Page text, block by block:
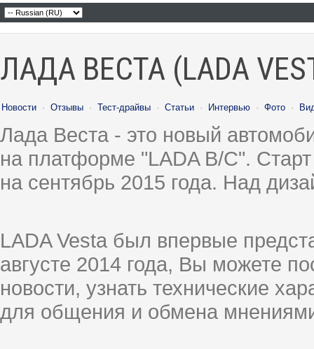
ЛАДА ВЕСТА (LADA
Новости · Отзывы · Тест-драйвы · Статьи · Интервью · Фото ·
Лада Веста - это новый
на платформе "LADA B/C".
на сентябрь 2015 года. Над
LADA Vesta был впервые
августе 2014 года, Вы можете
новости, узнать технические
для общения и обмена